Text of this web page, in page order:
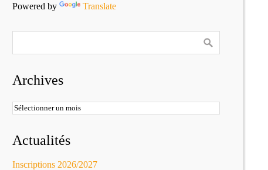
Powered by Translate
Archives
Archives
Actualités
Inscriptions 2026/2027